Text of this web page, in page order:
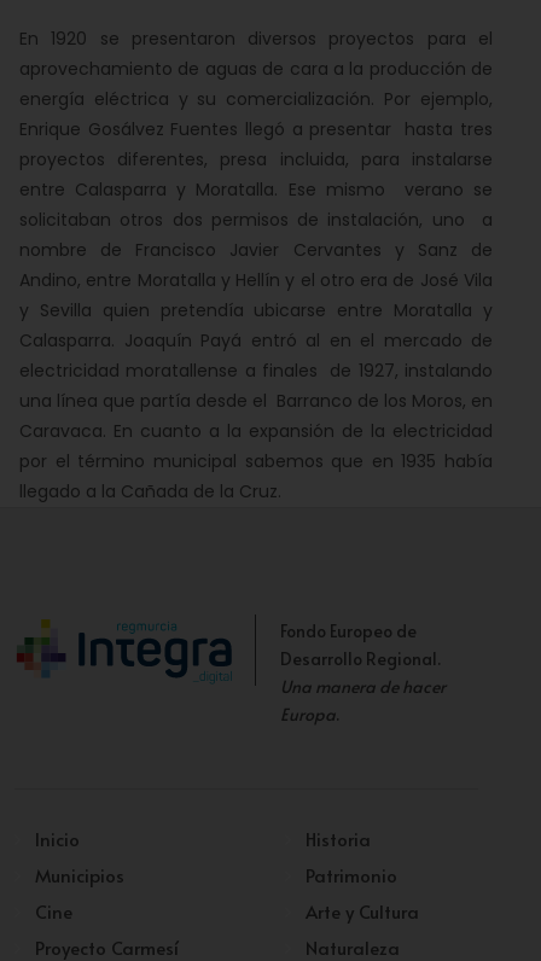
En 1920 se presentaron diversos proyectos para el
aprovechamiento de aguas de cara a la producción de
energía eléctrica y su comercialización. Por ejemplo,
Enrique Gosálvez Fuentes llegó a presentar hasta tres
proyectos diferentes, presa incluida, para instalarse
entre Calasparra y Moratalla. Ese mismo verano se
solicitaban otros dos permisos de instalación, uno a
nombre de Francisco Javier Cervantes y Sanz de
Andino, entre Moratalla y Hellín y el otro era de José Vila
y Sevilla quien pretendía ubicarse entre Moratalla y
Calasparra. Joaquín Payá entró al en el mercado de
electricidad moratallense a finales de 1927, instalando
una línea que partía desde el Barranco de los Moros, en
Caravaca. En cuanto a la expansión de la electricidad
por el término municipal sabemos que en 1935 había
llegado a la Cañada de la Cruz.
Fondo Europeo de
Desarrollo Regional.
Una manera de hacer
Europa.
Inicio
Municipios
Cine
Proyecto Carmesí
Historia
Patrimonio
Arte y Cultura
Naturaleza